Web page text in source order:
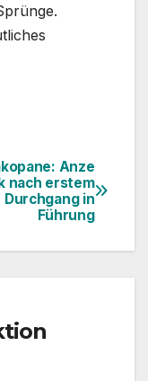
Anze
nach erstem
Durchgang in
Führung